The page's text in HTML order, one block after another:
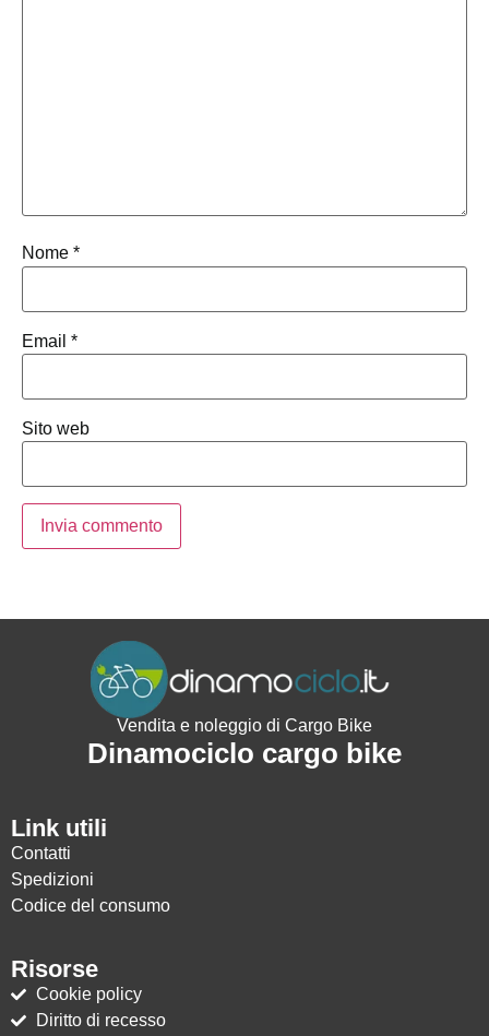
Nome *
Email *
Sito web
Vendita e noleggio di Cargo Bike
Dinamociclo cargo bike
Link utili
Contatti
Spedizioni
Codice del consumo
Risorse
Cookie policy
Diritto di recesso